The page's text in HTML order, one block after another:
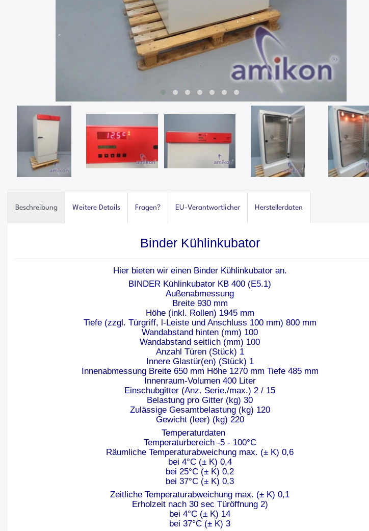
Beschreibung Weitere Details Fragen? EU-Verantwortlicher Herstellerdaten
Binder Kühlinkubator
Hier bieten wir einen Binder Kühlinkubator an.
BINDER Kühlinkubator KB 400 (E5.1)
Außenabmessung
Breite 930 mm
Höhe (inkl. Rollen) 1945 mm
Tiefe (zzgl. Türgriff, l-Leiste und Anschluss 100 mm) 800 mm
Wandabstand hinten (mm) 100
Wandabstand seitlich (mm) 100
Anzahl Türen (Stück) 1
Innere Glastür(en) (Stück) 1
Innenabmessung Breite 650 mm Höhe 1270 mm Tiefe 485 mm
Innenraum-Volumen 400 Liter
Einschubgitter (Anz. Serie./max.) 2 / 15
Belastung pro Gitter (kg) 30
Zulässige Gesamtbelastung (kg) 120
Gewicht (leer) (kg) 220
Temperaturdaten
Temperaturbereich -5 - 100°C
Räumliche Temperaturabweichung max. (± K) 0,6
bei 4°C (± K) 0,4
bei 25°C (± K) 0,2
bei 37°C (± K) 0,3
Zeitliche Temperaturabweichung max. (± K) 0,1
Erholzeit nach 30 sec Türöffnung 2)
bei 4°C (± K) 14
bei 37°C (± K) 3